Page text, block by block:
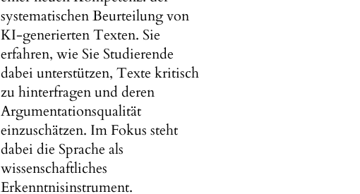
systematischen Beurteilung von
KI-generierten Texten. Sie
erfahren, wie Sie Studierende
dabei unterstützen, Texte kritisch
zu hinterfragen und deren
Argumentationsqualität
einzuschätzen. Im Fokus steht
dabei die Sprache als
wissenschaftliches
Erkenntnisinstrument.